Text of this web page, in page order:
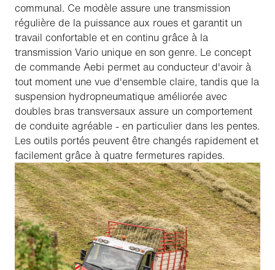
communal. Ce modèle assure une transmission
régulière de la puissance aux roues et garantit un
travail confortable et en continu grâce à la
transmission Vario unique en son genre. Le concept
de commande Aebi permet au conducteur d'avoir à
tout moment une vue d'ensemble claire, tandis que la
suspension hydropneumatique améliorée avec
doubles bras transversaux assure un comportement
de conduite agréable - en particulier dans les pentes.
Les outils portés peuvent être changés rapidement et
facilement grâce à quatre fermetures rapides.